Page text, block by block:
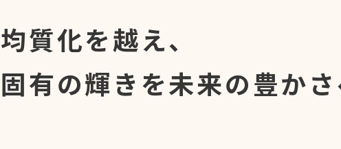
均質化を越え、
固有の輝きを未来の豊かさ